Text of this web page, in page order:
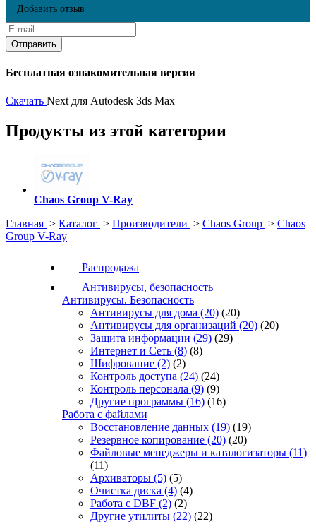
Добавить отзыв
Бесплатная ознакомительная версия
Скачать Next для Autodesk 3ds Max
Продукты из этой категории
Chaos Group V-Ray
Главная > Каталог > Производители > Chaos Group > Chaos
Group V-Ray
Распродажа
Антивирусы, безопасность
Антивирусы. Безопасность
Антивирусы для дома (20) (20)
Антивирусы для организаций (20) (20)
Защита информации (29) (29)
Интернет и Сеть (8) (8)
Шифрование (2) (2)
Контроль доступа (24) (24)
Контроль персонала (9) (9)
Другие программы (16) (16)
Работа с файлами
Восстановление данных (19) (19)
Резервное копирование (20) (20)
Файловые менеджеры и каталогизаторы (11)
(11)
Архиваторы (5) (5)
Очистка диска (4) (4)
Работа с DBF (2) (2)
Другие утилиты (22) (22)